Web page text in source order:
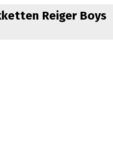
Reiger Boys